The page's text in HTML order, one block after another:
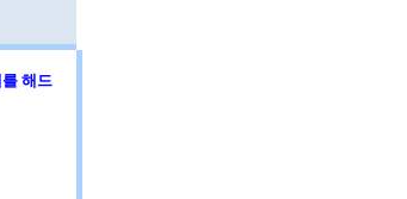
해드